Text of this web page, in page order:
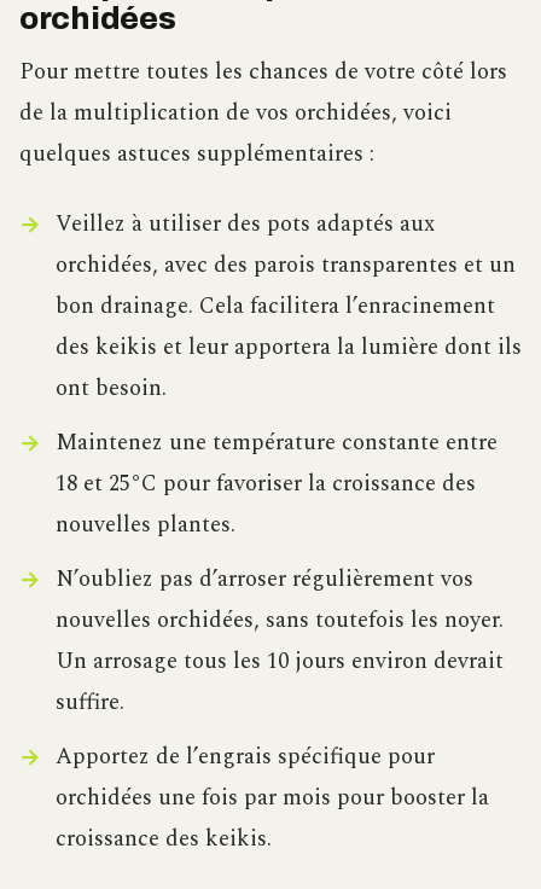
orchidées
Pour mettre toutes les chances de votre côté lors
de la multiplication de vos orchidées, voici
quelques astuces supplémentaires :
Veillez à utiliser des pots adaptés aux
orchidées, avec des parois transparentes et un
bon drainage. Cela facilitera l’enracinement
des keikis et leur apportera la lumière dont ils
ont besoin.
Maintenez une température constante entre
18 et 25°C pour favoriser la croissance des
nouvelles plantes.
N’oubliez pas d’arroser régulièrement vos
nouvelles orchidées, sans toutefois les noyer.
Un arrosage tous les 10 jours environ devrait
suffire.
Apportez de l’engrais spécifique pour
orchidées une fois par mois pour booster la
croissance des keikis.